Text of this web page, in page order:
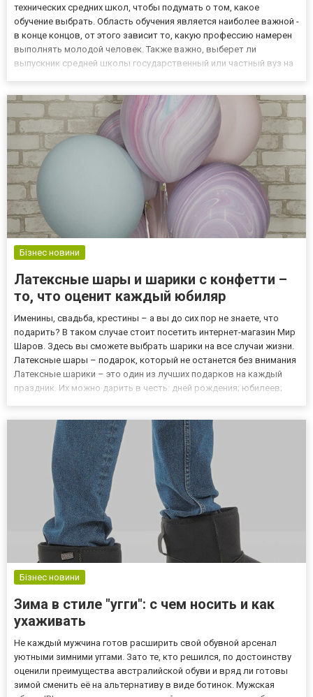
технических средних школ, чтобы подумать о том, какое
обучение выбрать. Область обучения является наиболее важной -
в конце концов, от этого зависит то, какую профессию намерен
выполнять молодой человек. Также важно, выберет ли
выпускник средней школы государственный или частный вуз на
Бізнес новини
Латексные шары и шарики с конфетти –
то, что оценит каждый юбиляр
Именины, свадьба, крестины – а вы до сих пор не знаете, что
подарить? В таком случае стоит посетить интернет-магазин Мир
Шаров. Здесь вы сможете выбрать шарики на все случаи жизни.
Латексные шары – подарок, который не останется без внимания
Латексные шарики – это один из лучших подарков на каждый
праздник. Их можно дарить в честь: дней рождения; юбилеев;
Бізнес новини
Зима в стиле "угги": с чем носить и как
ухаживать
Не каждый мужчина готов расширить свой обувной арсенал
уютными зимними уггами. Зато те, кто решился, по достоинству
оценили преимущества австралийской обуви и вряд ли готовы
зимой сменить её на альтернативу в виде ботинок. Мужская